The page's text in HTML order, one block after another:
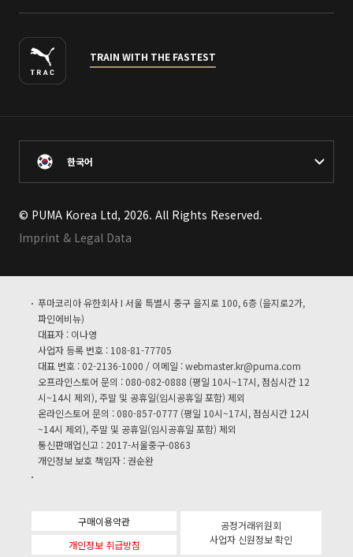
TRAIN WITH THE FASTEST
한국어
© PUMA Korea Ltd, 2026. All Rights Reserved.
Imprint & Legal Data
푸마코리아 유한회사 I 서울 특별시 중구 을지로 100, 6층 (을지로2가,
파인에비뉴)
대표자 : 이나영
사업자 등록 번호 : 108-81-77705
대표 번호 : 02-2136-1000 / 이메일 :webmaster.kr@puma.com
오프라인스토어 문의 : 080-082-0888 (평일 10시~17시, 점심시간 12
시~14시 제외), 주말 및 공휴일(임시공휴일 포함) 제외
온라인스토어 문의 : 080-857-0777 (평일 10시~17시, 점심시간 12시
~14시 제외), 주말 및 공휴일(임시공휴일 포함) 제외
통신판매업신고 : 2017-서울중구-0863
개인정보 보호 책임자 : 권순완
구매이용약관
개인정보 취급방침
공정거래위원회
사업자 신원정보 확인